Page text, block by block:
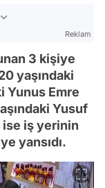
Reklam
3 kişiye
yaşındaki
Yunus Emre
Yusuf
ise iş yerinin
yansıdı.